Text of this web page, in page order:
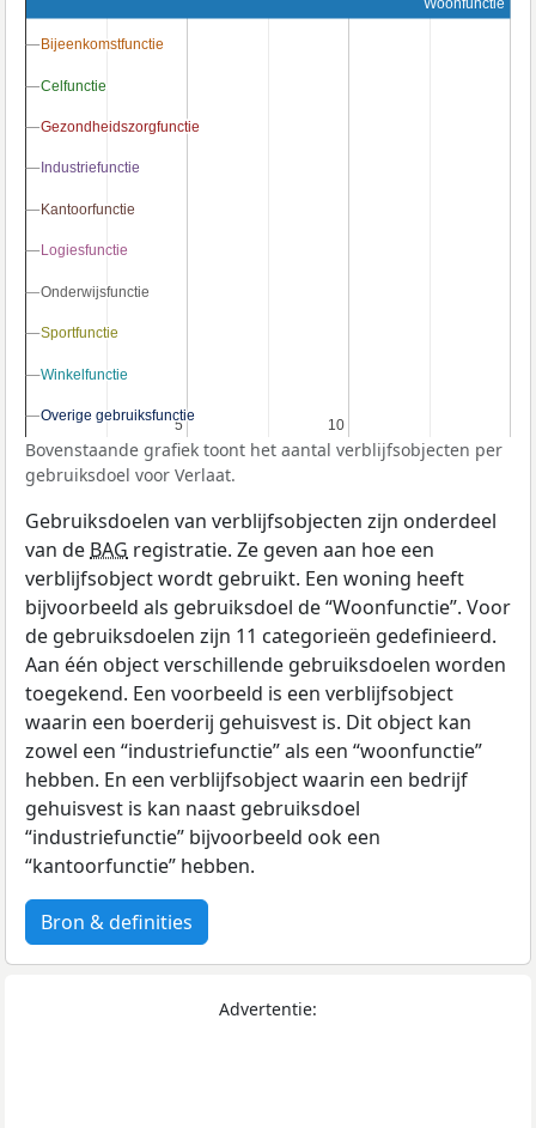
5
5 10
10
Woonfunctie
Bijeenkomstfunctie
Bijeenkomstfunctie
Celfunctie
Celfunctie
Gezondheidszorgfunctie
Gezondheidszorgfunctie
Industriefunctie
Industriefunctie
Kantoorfunctie
Kantoorfunctie
Logiesfunctie
Logiesfunctie
Onderwijsfunctie
Onderwijsfunctie
Sportfunctie
Sportfunctie
Winkelfunctie
Winkelfunctie
Overige gebruiksfunctie
Overige gebruiksfunctie
Bovenstaande grafiek toont het aantal verblijfsobjecten per
gebruiksdoel voor Verlaat.
Gebruiksdoelen van verblijfsobjecten zijn onderdeel
van de BAG registratie. Ze geven aan hoe een
verblijfsobject wordt gebruikt. Een woning heeft
bijvoorbeeld als gebruiksdoel de “Woonfunctie”. Voor
de gebruiksdoelen zijn 11 categorieën gedefinieerd.
Aan één object verschillende gebruiksdoelen worden
toegekend. Een voorbeeld is een verblijfsobject
waarin een boerderij gehuisvest is. Dit object kan
zowel een “industriefunctie” als een “woonfunctie”
hebben. En een verblijfsobject waarin een bedrijf
gehuisvest is kan naast gebruiksdoel
“industriefunctie” bijvoorbeeld ook een
“kantoorfunctie” hebben.
Bron & definities
Advertentie: